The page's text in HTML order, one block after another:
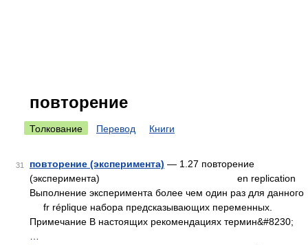
повторение
Толкование Перевод Книги
31 повторение (эксперимента) — 1.27 повторение
(эксперимента) en replication
Выполнение эксперимента более чем один раз для данного
fr réplique набора предсказывающих переменных.
Примечание В настоящих рекомендациях термин&#8230;